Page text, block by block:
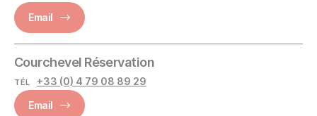
Email
Courchevel Réservation
TÉL
+33 (0) 4 79 08 89 29
Email